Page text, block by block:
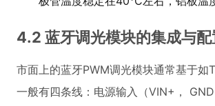
4.2 蓝牙调光模块的集成与配
市面上的蓝牙PWM调光模块通常基于
一般有四条线：电源输入（VIN+，